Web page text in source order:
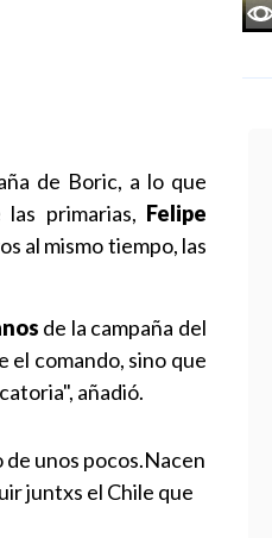
de Boric, a lo que
primarias, Felipe
al mismo tiempo, las
de la campaña del
el comando, sino que
añadió.
unos pocos.Nacen
juntxs el Chile que